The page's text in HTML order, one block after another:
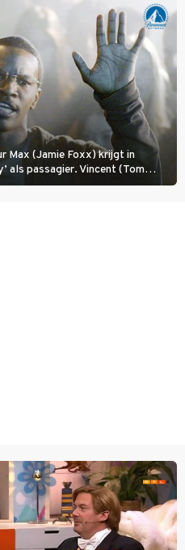
Max (Jamie Foxx) krijgt in
als passagier. Vincent (Tom
stad door te loodsen om een